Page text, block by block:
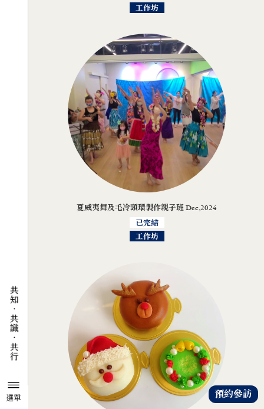
選單 預約參訪
工作坊
夏威夷舞及毛冷頸環製作親子班 Dec,2024
已完結
工作坊